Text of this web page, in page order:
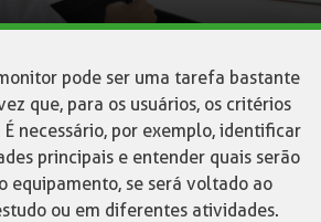
pode ser uma tarefa bastante
que, para os usuários, os critérios
necessário, por exemplo, identificar
principais e entender quais serão
equipamento, se será voltado ao
ou em diferentes atividades.